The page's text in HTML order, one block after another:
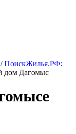
/ПоискЖилья.РФ:
дом Дагомыс